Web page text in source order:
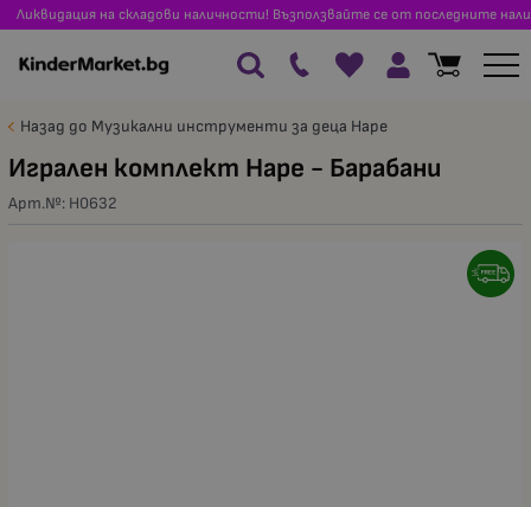
Ликвидация на складови наличности! Възползвайте се от последните
Назад до Музикални инструменти за деца Hape
Игрален комплект Hape - Барабани
Арт.№: H0632